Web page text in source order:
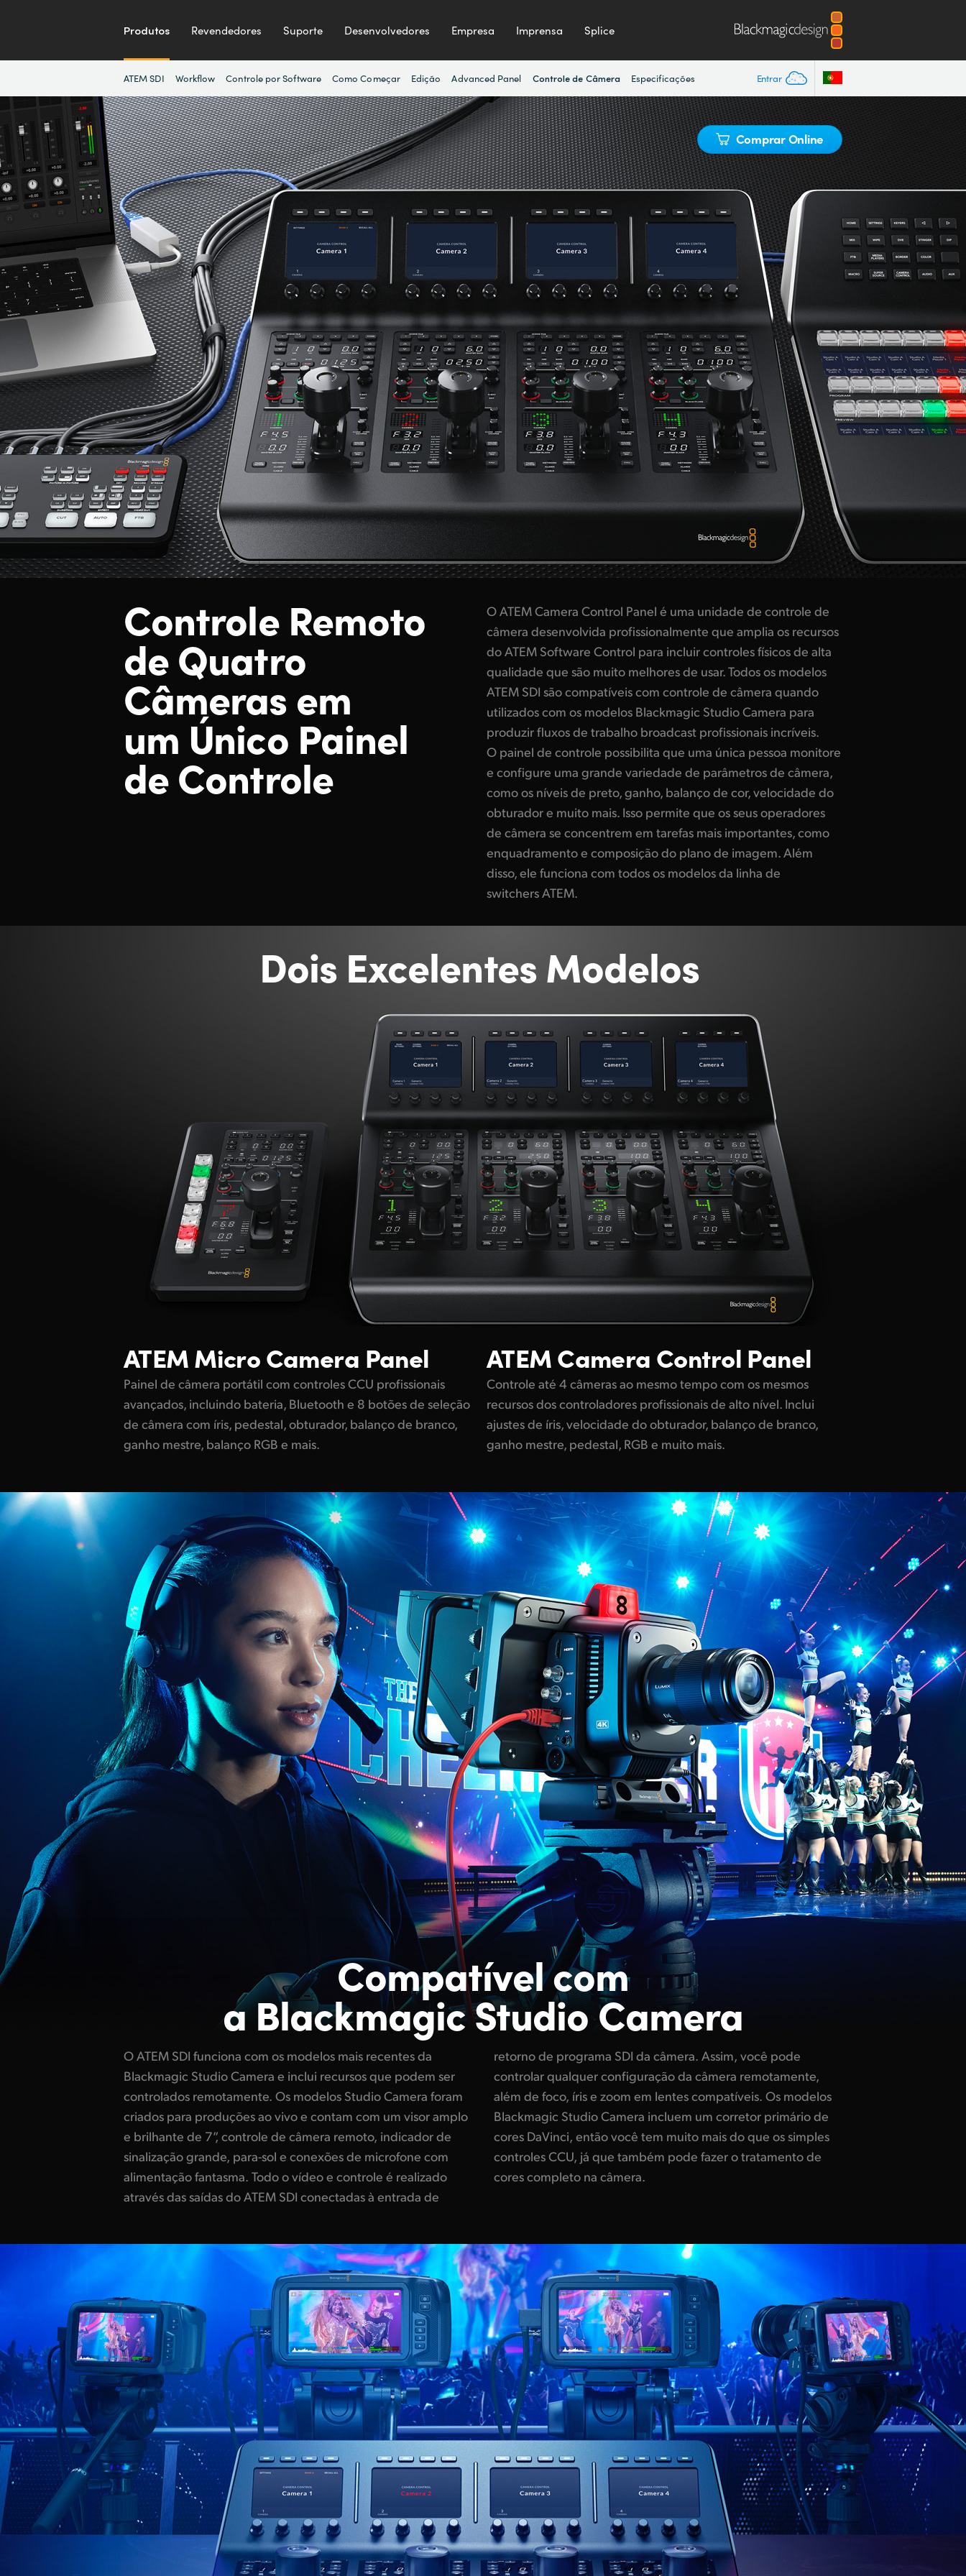
Produtos Revendedores Suporte Desenvolvedores Empresa Imprensa Splice
Entrar
ATEM SDI Workflow Controle por Software Como Começar Edição Advanced Panel Controle de Câmera Especificações
Comprar Online
Controle Remoto
de Quatro
Câmeras em
um Único Painel
de Controle
O ATEM Camera Control Panel é uma unidade de controle de
câmera desenvolvida profissionalmente que amplia os recursos
do ATEM Software Control para incluir controles físicos de alta
qualidade que são muito melhores de usar. Todos os modelos
ATEM SDI são compatíveis com controle de câmera quando
utilizados com os modelos Blackmagic Studio Camera para
produzir fluxos de trabalho broadcast profissionais incríveis.
O painel de controle possibilita que uma única pessoa monitore
e configure uma grande variedade de parâmetros de câmera,
como os níveis de preto, ganho, balanço de cor, velocidade do
obturador e muito mais. Isso permite que os seus operadores
de câmera se concentrem em tarefas mais importantes, como
enquadramento e composição do plano de imagem. Além
disso, ele funciona com todos os modelos da linha de
switchers ATEM.
Dois Excelentes Modelos
ATEMMicro Camera Panel
Painel de câmera portátil com controles CCU profissionais
avançados, incluindo bateria, Bluetooth e 8 botões de seleção
de câmera com íris, pedestal, obturador, balanço de branco,
ganho mestre, balanço RGB e mais.
ATEMCamera Control Panel
Controle até 4 câmeras ao mesmo tempo com os mesmos
recursos dos controladores profissionais de alto nível. Inclui
ajustes de íris, velocidade do obturador, balanço de branco,
ganho mestre, pedestal, RGB e muito mais.
Compatível com
a Blackmagic Studio Camera
O ATEM SDI funciona com os modelos mais recentes da
Blackmagic Studio Camera e inclui recursos que podem ser
controlados remotamente. Os modelos Studio Camera foram
criados para produções ao vivo e contam com um visor amplo
e brilhante de 7”, controle de câmera remoto, indicador de
sinalização grande, para-sol e conexões de microfone com
alimentação fantasma. Todo o vídeo e controle é realizado
através das saídas do ATEM SDI conectadas à entrada de
retorno de programa SDI da câmera. Assim, você pode
controlar qualquer configuração da câmera remotamente,
além de foco, íris e zoom em lentes compatíveis. Os modelos
Blackmagic Studio Camera incluem um corretor primário de
cores DaVinci, então você tem muito mais do que os simples
controles CCU, já que também pode fazer o tratamento de
cores completo na câmera.